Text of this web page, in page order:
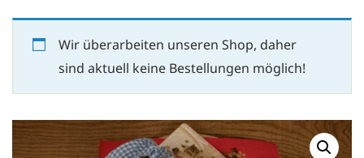
Wir überarbeiten unseren Shop, daher
sind aktuell keine Bestellungen möglich!